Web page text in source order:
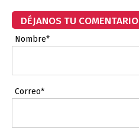
DÉJANOS TU COMENTARIO
Nombre*
Correo*